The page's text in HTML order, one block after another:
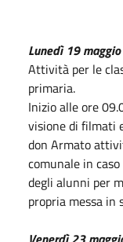
Lunedì 19 maggio
Attività per le
primaria.
Inizio alle ore
visione di filmati
don Armato
comunale in
degli alunni per
propria messa in